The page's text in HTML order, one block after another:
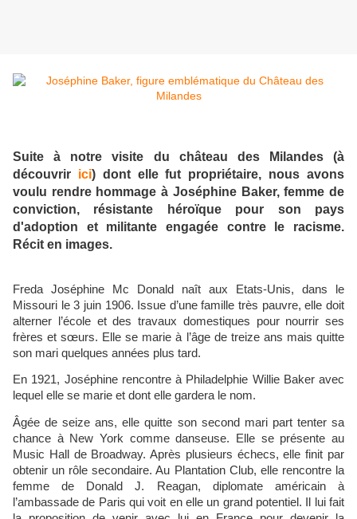
Suite à notre visite du château des Milandes (à
découvrir ici) dont elle fut propriétaire, nous avons
voulu rendre hommage à Joséphine Baker, femme de
conviction, résistante héroïque pour son pays
d'adoption et militante engagée contre le racisme.
Récit en images.
Freda Joséphine Mc Donald naît aux Etats-Unis, dans le
Missouri le 3 juin 1906. Issue d’une famille très pauvre, elle doit
alterner l’école et des travaux domestiques pour nourrir ses
frères et sœurs. Elle se marie à l’âge de treize ans mais quitte
son mari quelques années plus tard.
En 1921, Joséphine rencontre à Philadelphie Willie Baker avec
lequel elle se marie et dont elle gardera le nom.
Âgée de seize ans, elle quitte son second mari part tenter sa
chance à New York comme danseuse. Elle se présente au
Music Hall de Broadway. Après plusieurs échecs, elle finit par
obtenir un rôle secondaire. Au Plantation Club, elle rencontre la
femme de Donald J. Reagan, diplomate américain à
l’ambassade de Paris qui voit en elle un grand potentiel. Il lui fait